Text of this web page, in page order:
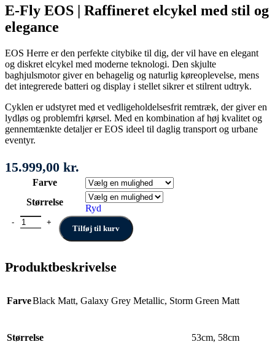
E-Fly EOS | Raffineret elcykel med stil og
elegance
EOS Herre er den perfekte citybike til dig, der vil have en elegant
og diskret elcykel med moderne teknologi. Den skjulte
baghjulsmotor giver en behagelig og naturlig køreoplevelse, mens
det integrerede batteri og display i stellet sikrer et stilrent udtryk.
Cyklen er udstyret med et vedligeholdelsesfrit remtræk, der giver en
lydløs og problemfri kørsel. Med en kombination af høj kvalitet og
gennemtænkte detaljer er EOS ideel til daglig transport og urbane
eventyr.
15.999,00 kr.
Farve
Størrelse
Ryd
E-FLY Eos Herre antal
Tilføj til kurv
Produktbeskrivelse
FarveBlack Matt, Galaxy Grey Metallic, Storm Green Matt
Størrelse 53cm, 58cm